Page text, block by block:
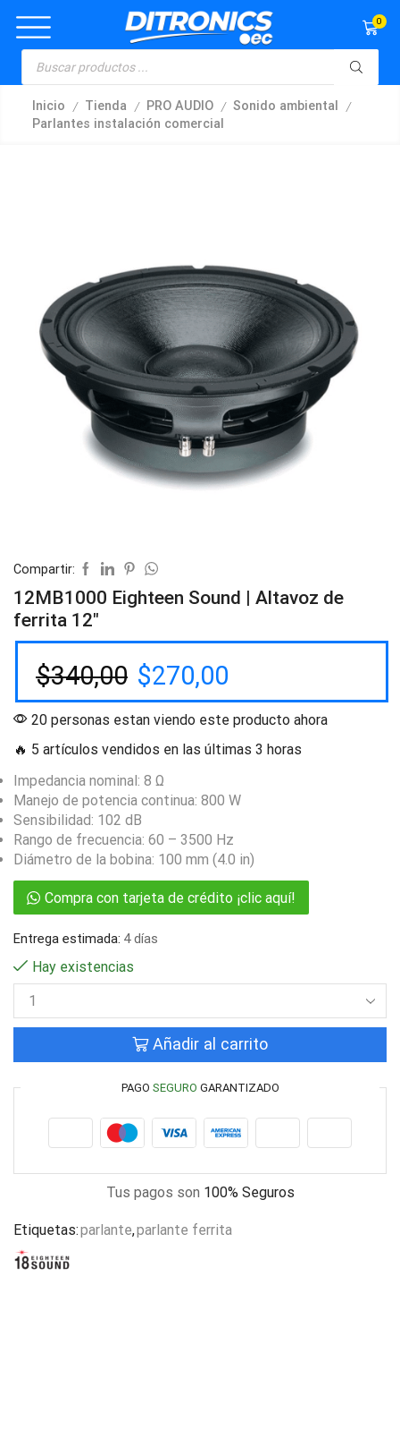
0
Inicio / Tienda / PRO AUDIO / Sonido ambiental /
Parlantes instalación comercial
Compartir:
12MB1000 Eighteen Sound | Altavoz de
ferrita 12″
$340,00 $270,00
20 personas estan viendo este producto ahora
🔥 5 artículos vendidos en las últimas 3 horas
Impedancia nominal: 8 Ω
Manejo de potencia continua: 800 W
Sensibilidad: 102 dB
Rango de frecuencia: 60 – 3500 Hz
Diámetro de la bobina: 100 mm (4.0 in)
Compra con tarjeta de crédito ¡clic aquí!
Entrega estimada: 4 días
Hay existencias
Añadir al carrito
PAGO SEGURO GARANTIZADO
Tus pagos son 100% Seguros
Etiquetas:parlante,parlante ferrita